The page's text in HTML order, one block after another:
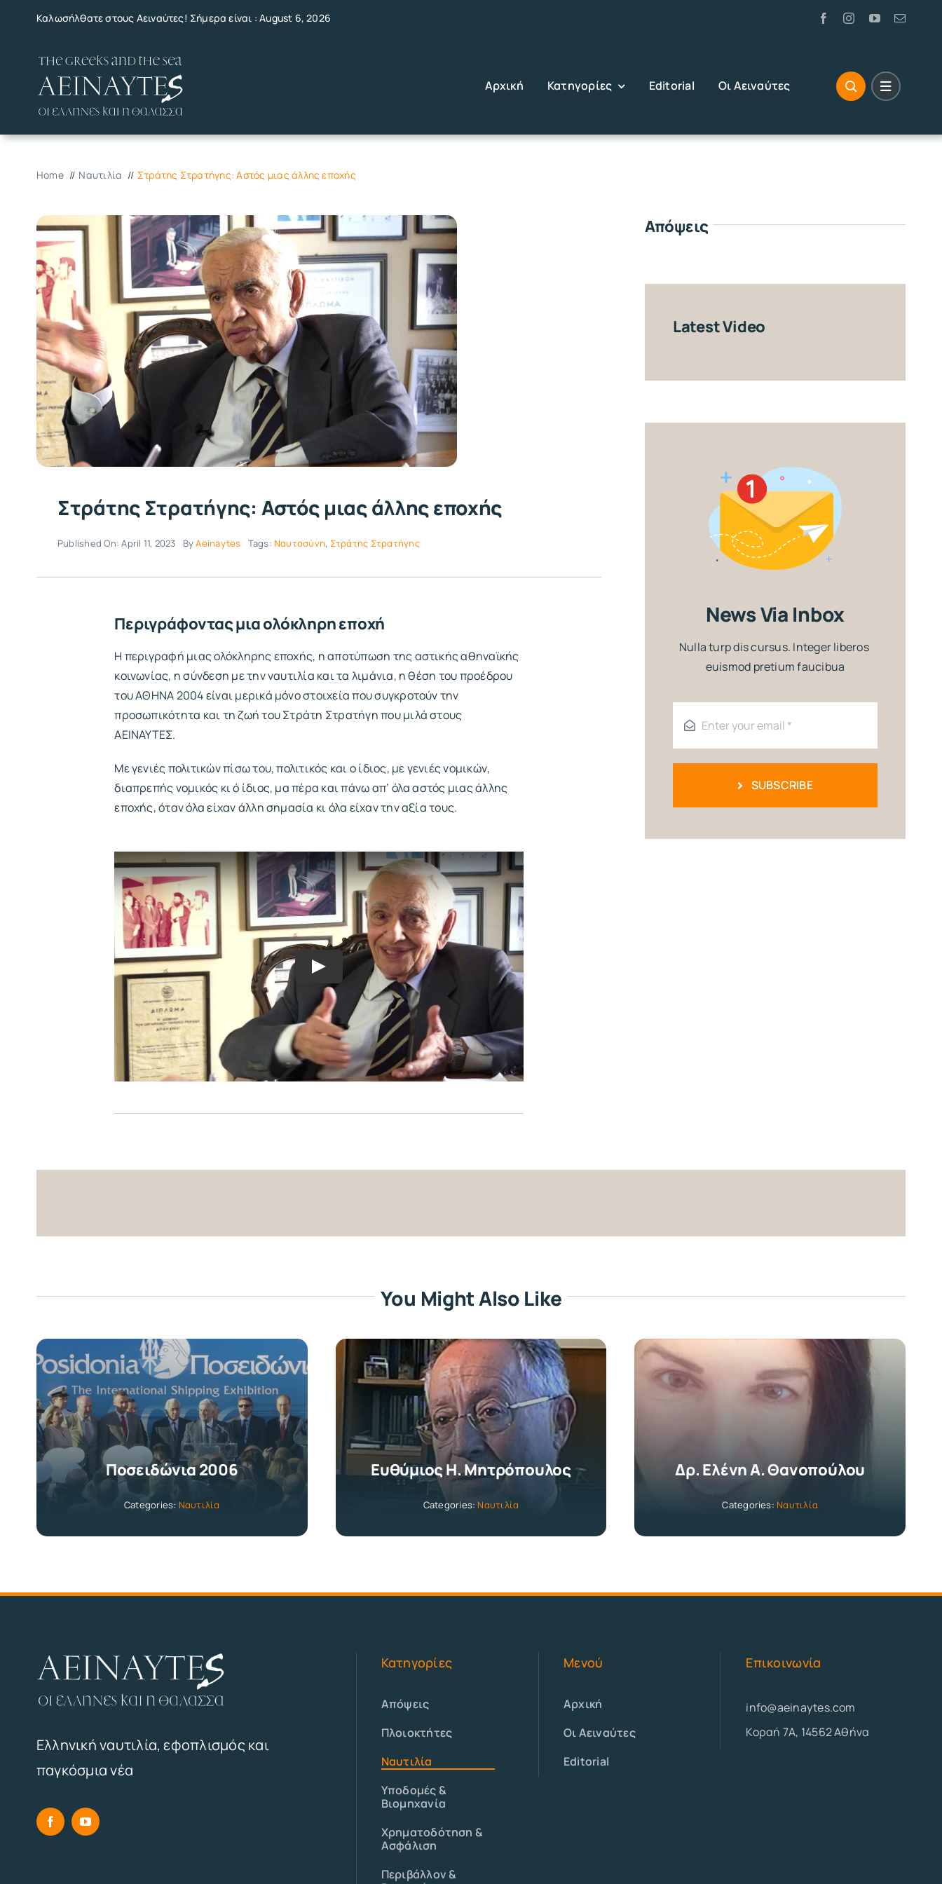
Καλωσήλθατε στους Αειναύτες! Σήμερα είναι : August 6, 2026
Αρχική Κατηγορίες Editorial Οι Αειναύτες
Home Ναυτιλία Στράτης Στρατήγης: Αστός μιας άλλης εποχής
Στράτης Στρατήγης: Αστός μιας άλλης εποχής
Published On: April 11, 2023 ByAeinaytes Tags:Ναυτοσύνη, Στράτης Στρατήγης
Περιγράφοντας μια ολόκληρη εποχή
Η περιγραφή μιας ολόκληρης εποχής, η αποτύπωση της αστικής αθηναϊκής
κοινωνίας, η σύνδεση με την ναυτιλία και τα λιμάνια, η θέση του προέδρου
του ΑΘΗΝΑ 2004 είναι μερικά μόνο στοιχεία που συγκροτούν την
προσωπικότητα και τη ζωή του Στράτη Στρατήγη που μιλά στους
ΑΕΙΝΑΥΤΕΣ.
Με γενιές πολιτικών πίσω του, πολιτικός και ο ίδιος, με γενιές νομικών,
διαπρεπής νομικός κι ό ίδιος, μα πέρα και πάνω απ’ όλα αστός μιας άλλης
εποχής, όταν όλα είχαν άλλη σημασία κι όλα είχαν την αξία τους.
Απόψεις
Latest Video
News Via Inbox
Nulla turp dis cursus. Integer liberos
euismod pretium faucibua
SUBSCRIBE
You Might Also Like
Ποσειδώνια 2006
Categories: Ναυτιλία
Ευθύμιος Η. Μητρόπουλος
Categories: Ναυτιλία
Δρ. Ελένη Α. Θανοπούλου
Categories: Ναυτιλία
Ελληνική ναυτιλία, εφοπλισμός και
παγκόσμια νέα
Κατηγορίες
Απόψεις
Πλοιοκτήτες
Ναυτιλία
Υποδομές &
Βιομηχανία
Χρηματοδότηση &
Ασφάλιση
Περιβάλλον &
Μενού
Αρχική
Οι Αειναύτες
Editorial
Επικοινωνία
info@aeinaytes.com
Κοραή 7Α, 14562 Αθήνα